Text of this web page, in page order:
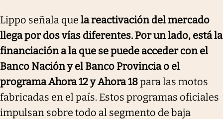
Lippo señala que la reactivación del mercado
llega por dos vías diferentes. Por un lado, está la
financiación a la que se puede acceder con el
Banco Nación y el Banco Provincia o el
programa Ahora 12 y Ahora 18para las motos
fabricadas en el país. Estos programas oficiales
impulsan sobre todo al segmento de baja